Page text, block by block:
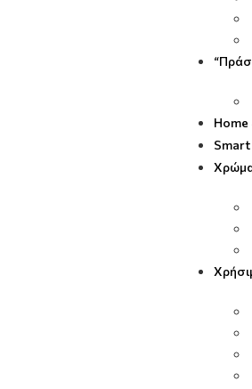
Home
Smart